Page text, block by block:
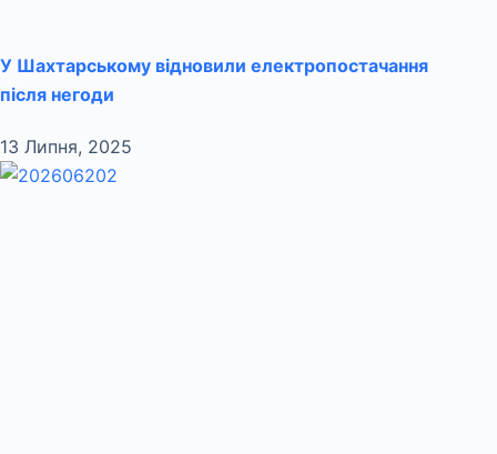
У Шахтарському відновили електропостачання
після негоди
13 Липня, 2025